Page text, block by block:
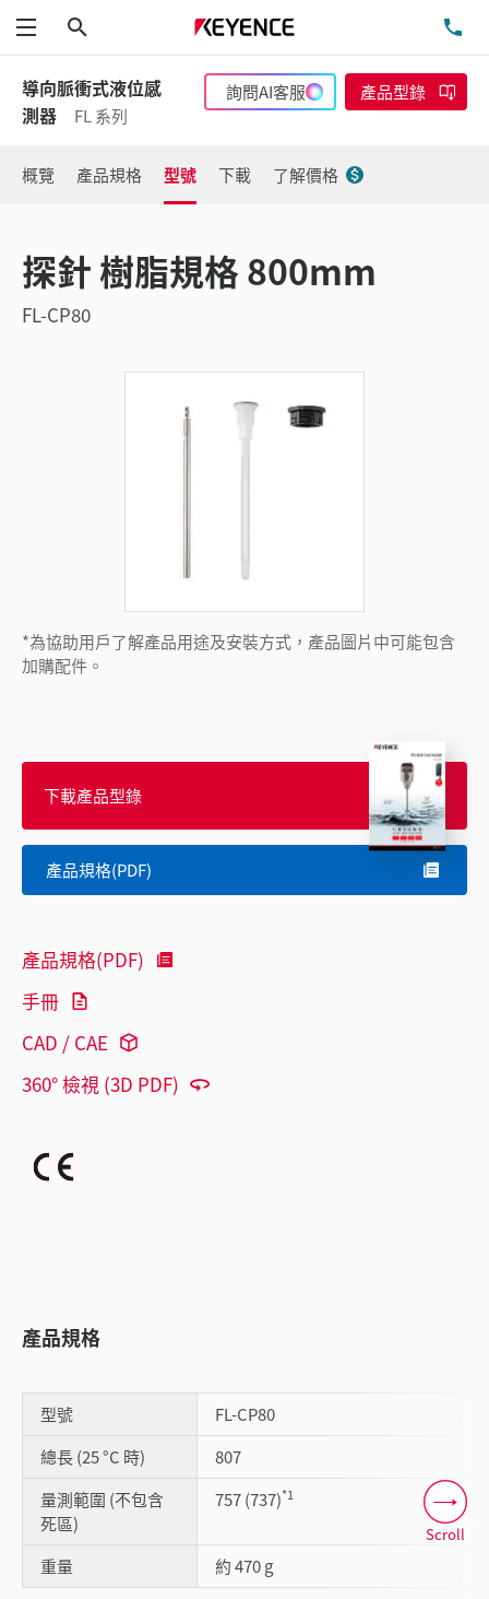
功能表
導向脈衝式液位感
測器
FL 系列
詢問AI客服 產品型錄
概覽 產品規格 型號 下載 了解價格
探針 樹脂規格 800mm
FL-CP80
*為協助用戶了解產品用途及安裝方式，產品圖片中可能包含
加購配件。
下載產品型錄
產品規格(PDF)
產品規格(PDF)
手冊
CAD / CAE
360° 檢視 (3D PDF)
產品規格
型號
FL-CP80
總長 (25 °C 時)
807
量測範圍 (不包含
死區)
757 (737)*1
重量 約 470 g
Scroll